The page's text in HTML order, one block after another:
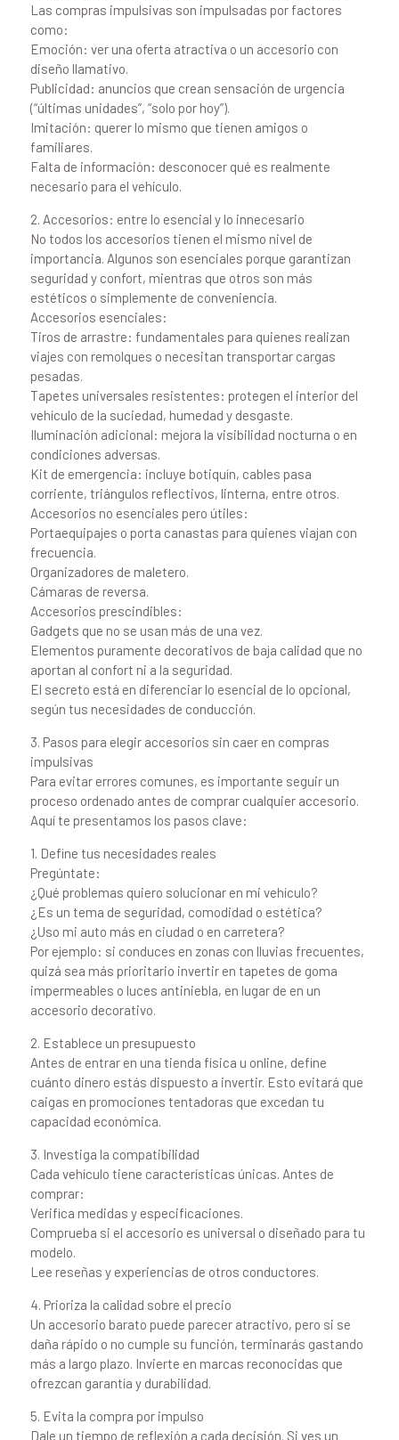
Las compras impulsivas son impulsadas por factores
como:
Emoción: ver una oferta atractiva o un accesorio con
diseño llamativo.
Publicidad: anuncios que crean sensación de urgencia
(“últimas unidades”, “solo por hoy”).
Imitación: querer lo mismo que tienen amigos o
familiares.
Falta de información: desconocer qué es realmente
necesario para el vehículo.
2. Accesorios: entre lo esencial y lo innecesario
No todos los accesorios tienen el mismo nivel de
importancia. Algunos son esenciales porque garantizan
seguridad y confort, mientras que otros son más
estéticos o simplemente de conveniencia.
Accesorios esenciales:
Tiros de arrastre: fundamentales para quienes realizan
viajes con remolques o necesitan transportar cargas
pesadas.
Tapetes universales resistentes: protegen el interior del
vehículo de la suciedad, humedad y desgaste.
Iluminación adicional: mejora la visibilidad nocturna o en
condiciones adversas.
Kit de emergencia: incluye botiquín, cables pasa
corriente, triángulos reflectivos, linterna, entre otros.
Accesorios no esenciales pero útiles:
Portaequipajes o porta canastas para quienes viajan con
frecuencia.
Organizadores de maletero.
Cámaras de reversa.
Accesorios prescindibles:
Gadgets que no se usan más de una vez.
Elementos puramente decorativos de baja calidad que no
aportan al confort ni a la seguridad.
El secreto está en diferenciar lo esencial de lo opcional,
según tus necesidades de conducción.
3. Pasos para elegir accesorios sin caer en compras
impulsivas
Para evitar errores comunes, es importante seguir un
proceso ordenado antes de comprar cualquier accesorio.
Aquí te presentamos los pasos clave:
1. Define tus necesidades reales
Pregúntate:
¿Qué problemas quiero solucionar en mi vehículo?
¿Es un tema de seguridad, comodidad o estética?
¿Uso mi auto más en ciudad o en carretera?
Por ejemplo: si conduces en zonas con lluvias frecuentes,
quizá sea más prioritario invertir en tapetes de goma
impermeables o luces antiniebla, en lugar de en un
accesorio decorativo.
2. Establece un presupuesto
Antes de entrar en una tienda física u online, define
cuánto dinero estás dispuesto a invertir. Esto evitará que
caigas en promociones tentadoras que excedan tu
capacidad económica.
3. Investiga la compatibilidad
Cada vehículo tiene características únicas. Antes de
comprar:
Verifica medidas y especificaciones.
Comprueba si el accesorio es universal o diseñado para tu
modelo.
Lee reseñas y experiencias de otros conductores.
4. Prioriza la calidad sobre el precio
Un accesorio barato puede parecer atractivo, pero si se
daña rápido o no cumple su función, terminarás gastando
más a largo plazo. Invierte en marcas reconocidas que
ofrezcan garantía y durabilidad.
5. Evita la compra por impulso
Dale un tiempo de reflexión a cada decisión. Si ves un